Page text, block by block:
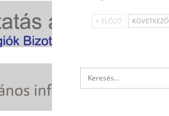
ELŐZŐ KÖVETKEZŐ